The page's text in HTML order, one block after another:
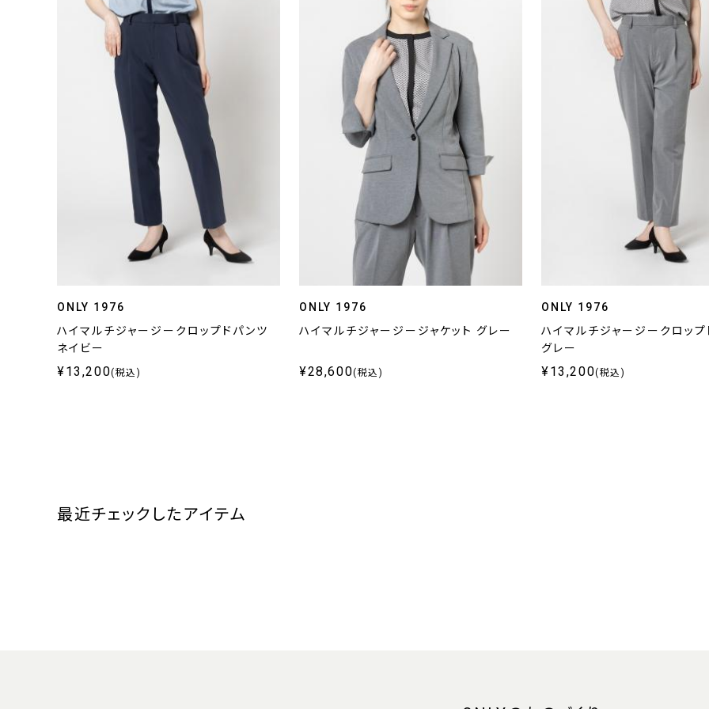
ONLY 1976
ハイマルチジャージークロップドパンツ
ネイビー
¥13,200(税込)
ONLY 1976
ハイマルチジャージージャケット グレー
¥28,600(税込)
ONLY 1976
ハイマルチジャージークロップ
グレー
¥13,200(税込)
最近チェックしたアイテム